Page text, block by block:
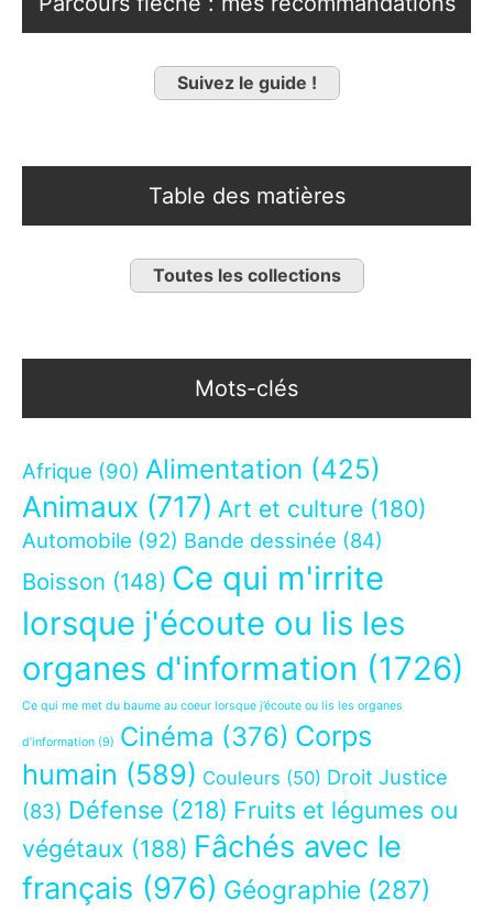
Suivez le guide !
Table des matières
Toutes les collections
Mots-clés
Afrique (90) Alimentation (425)
Animaux (717) Art et culture (180)
Automobile (92) Bande dessinée (84)
Boisson (148) Ce qui m'irrite
lorsque j'écoute ou lis les
organes d'information (1726)
Ce qui me met du baume au coeur lorsque j’écoute ou lis les organes
d’information (9) Cinéma (376) Corps
humain (589) Couleurs (50) Droit Justice
(83) Défense (218) Fruits et légumes ou
végétaux (188) Fâchés avec le
français (976) Géographie (287)